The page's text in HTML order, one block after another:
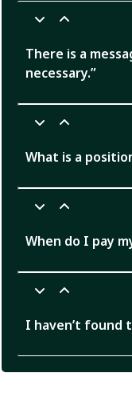
There is a
necessary.”
What is a
When do I pay
I haven’t found